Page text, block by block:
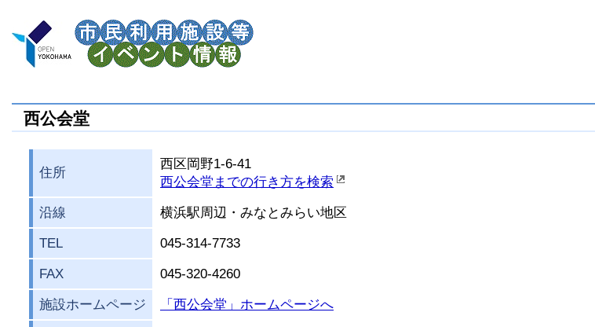
西公会堂
住所
西区岡野1-6-41
西公会堂までの行き方を検索
沿線 横浜駅周辺・みなとみらい地区
TEL 045-314-7733
FAX 045-320-4260
施設ホームページ 「西公会堂」ホームページへ